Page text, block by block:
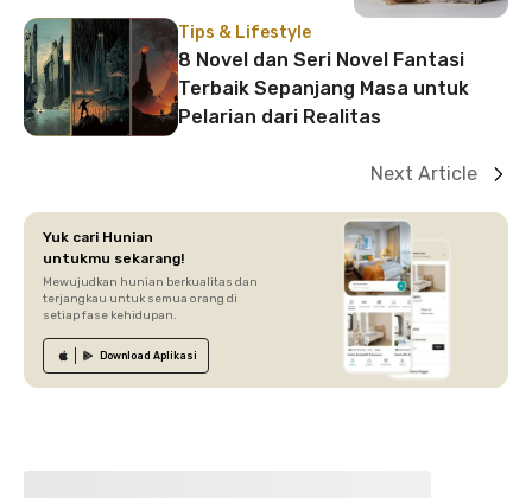
Tips & Lifestyle
8 Novel dan Seri Novel Fantasi
Terbaik Sepanjang Masa untuk
Pelarian dari Realitas
Next Article
Yuk cari Hunian
untukmu sekarang!
Mewujudkan hunian berkualitas dan
terjangkau untuk semua orang di
setiap fase kehidupan.
Download Aplikasi